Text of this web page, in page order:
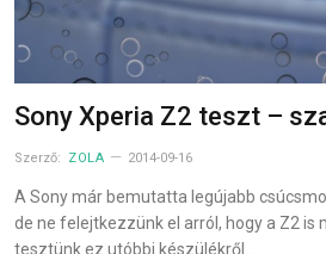
Sony Xperia Z2 teszt –
Szerző: ZOLA 2014-09-16
A Sony már bemutatta legújabb
de ne felejtkezzünk el arról, hogy a Z2 is
tesztünk ez utóbbi készülékről…